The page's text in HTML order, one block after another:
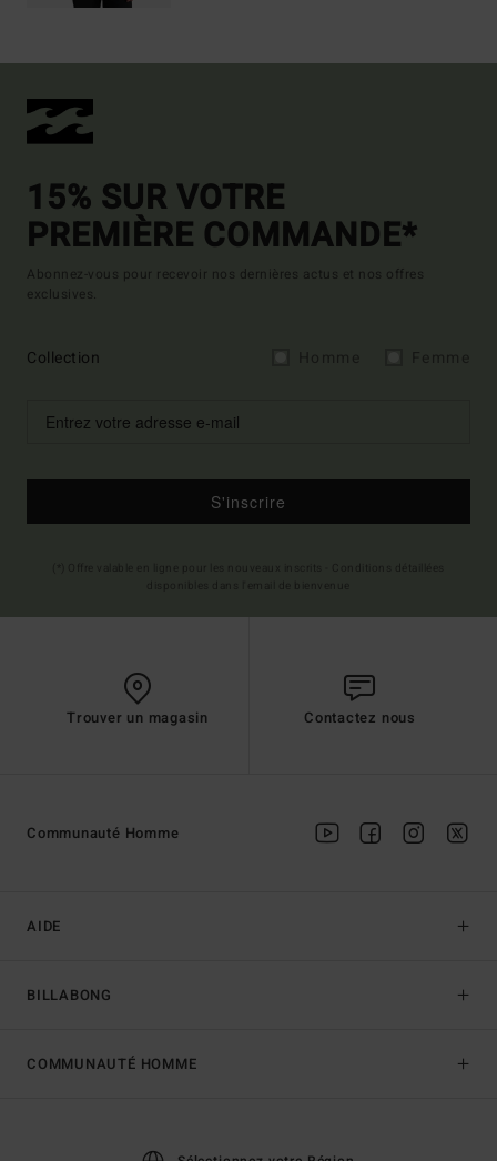
15% SUR VOTRE
PREMIÈRE COMMANDE*
Abonnez-vous pour recevoir nos dernières actus et nos offres
exclusives.
Collection
S'inscrire
Trouver un magasin Contactez nous
AIDE
BILLABONG
Communauté Homme
COMMUNAUTÉ HOMME